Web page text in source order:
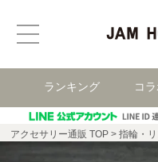
ランキング コ
アクセサリー通販 TOP 指輪・